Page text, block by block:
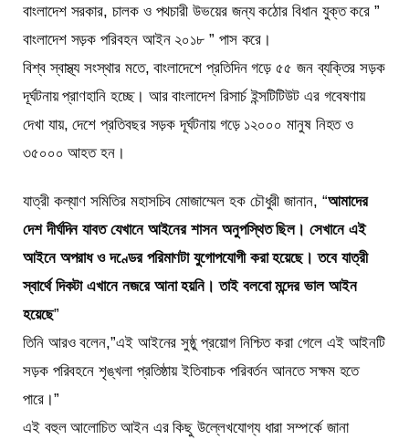
বাংলাদেশ সরকার, চালক ও পথচারী উভয়ের জন্য কঠোর বিধান যুক্ত করে ”
বাংলাদেশ সড়ক পরিবহন আইন ২০১৮ ” পাস করে।
বিশ্ব স্বাস্থ্য সংস্থার মতে, বাংলাদেশে প্রতিদিন গড়ে ৫৫ জন ব্যক্তির সড়ক
দূর্ঘটনায় প্রাণহানি হচ্ছে। আর বাংলাদেশ রিসার্চ ইন্সটিটিউট এর গবেষণায়
দেখা যায়, দেশে প্রতিবছর সড়ক দূর্ঘটনায় গড়ে ১২০০০ মানুষ নিহত ও
৩৫০০০ আহত হন।
যাত্রী কল্যাণ সমিতির মহাসচিব মোজাম্মেল হক চৌধুরী জানান, “আমাদের
দেশ দীর্ঘদিন যাবত যেখানে আইনের শাসন অনুপস্থিত ছিল। সেখানে এই
আইনে অপরাধ ও দণ্ডের পরিমাণটা যুগোপযোগী করা হয়েছে। তবে যাত্রী
স্বার্থে দিকটা এখানে নজরে আনা হয়নি। তাই বলবো মন্দের ভাল আইন
হয়েছে”
তিনি আরও বলেন,”এই আইনের সুষ্ঠু প্রয়োগ নিশ্চিত করা গেলে এই আইনটি
সড়ক পরিবহনে শৃঙ্খলা প্রতিষ্ঠায় ইতিবাচক পরিবর্তন আনতে সক্ষম হতে
পারে।”
এই বহুল আলোচিত আইন এর কিছু উল্লেখযোগ্য ধারা সম্পর্কে জানা